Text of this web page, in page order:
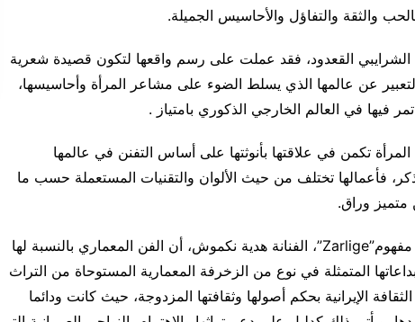
والثقة والتفاؤل والأحاسيس الجميلة.
الشرايبي القعدود، فقد عملت على رسم واقعها لتكون قصيدة شعرية
عن عالمها الذي يسلط الضوء على مشاعر المرأة وأحاسيسها،
فيها في العالم الخارجي الذكوري بامتياز .
المرأة تكمن في علاقتها بأنوثتها على أساس التفنن في عالمها
فأعمالها تختلف من حيث الألوان والتقنيات المستعملة حسب ما
متميز وراق.
واعتبرت المهندسة المعمارية ومبتكرة مفهوم”Zarlige”، الفنانة هدية نكموش، أن الفن المعماري بالنسبة لها
المتمثلة في نوع من الزخرفة المعمارية المستوحاة من التراث
الإيرانية بحكم أصولها وثقافتها المزدوجة، حيث كانت ودائما